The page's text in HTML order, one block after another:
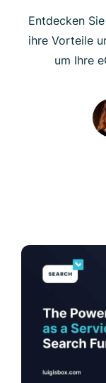
Entdecken
ihre Vorteile
um Ihre